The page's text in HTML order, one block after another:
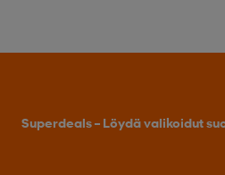
Superdeals – Löydä valikoidut